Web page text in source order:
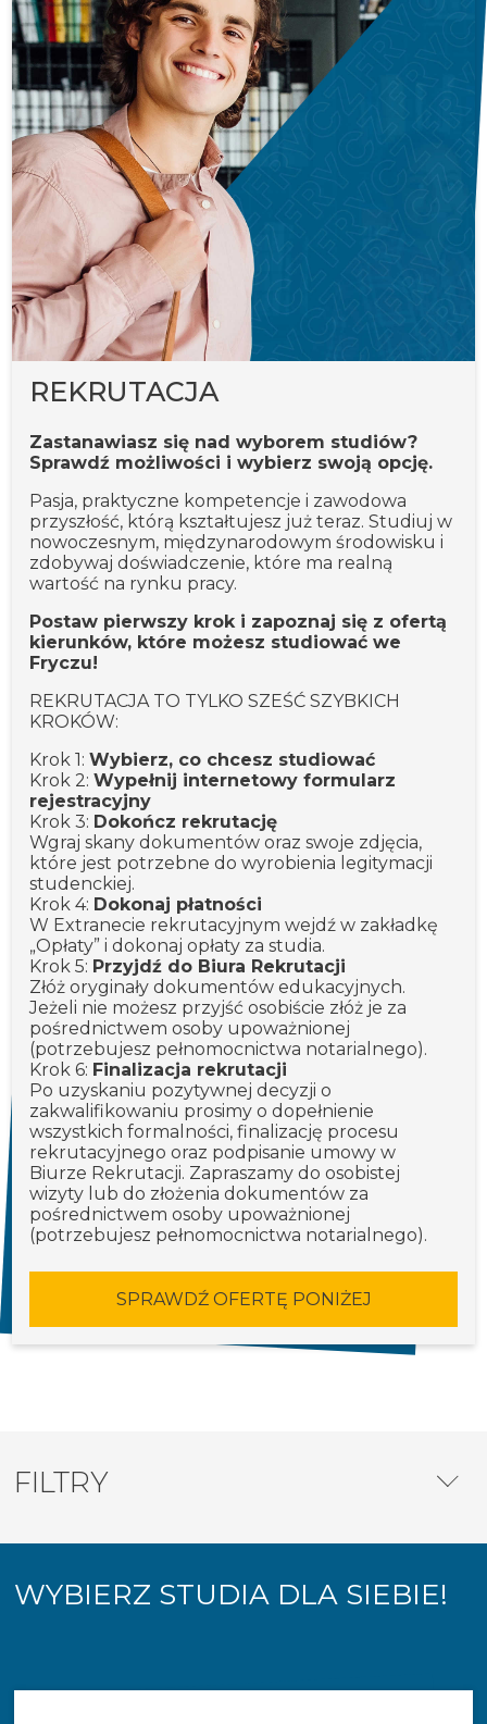
REKRUTACJA
Zastanawiasz się nad wyborem studiów?
Sprawdź możliwości i wybierz swoją opcję.
Pasja, praktyczne kompetencje i zawodowa
przyszłość, którą kształtujesz już teraz. Studiuj w
nowoczesnym, międzynarodowym środowisku i
zdobywaj doświadczenie, które ma realną
wartość na rynku pracy.
Postaw pierwszy krok i zapoznaj się z ofertą
kierunków, które możesz studiować we
Fryczu!
REKRUTACJA TO TYLKO SZEŚĆ SZYBKICH
KROKÓW:
Krok 1:Wybierz, co chcesz studiować
Krok 2:Wypełnij internetowy formularz
rejestracyjny
Krok 3: Dokończ rekrutację
Wgraj skany dokumentów oraz swoje zdjęcia,
które jest potrzebne do wyrobienia legitymacji
studenckiej.
Krok 4: Dokonaj płatności
W Extranecie rekrutacyjnym wejdź w zakładkę
„Opłaty” i dokonaj opłaty za studia.
Krok 5: Przyjdź do Biura Rekrutacji
Złóż oryginały dokumentów edukacyjnych.
Jeżeli nie możesz przyjść osobiście złóż je za
pośrednictwem osoby upoważnionej
(potrzebujesz pełnomocnictwa notarialnego).
Krok 6: Finalizacja rekrutacji
Po uzyskaniu pozytywnej decyzji o
zakwalifikowaniu prosimy o dopełnienie
wszystkich formalności, finalizację procesu
rekrutacyjnego oraz podpisanie umowy w
Biurze Rekrutacji. Zapraszamy do osobistej
wizyty lub do złożenia dokumentów za
pośrednictwem osoby upoważnionej
(potrzebujesz pełnomocnictwa notarialnego).
SPRAWDŹ OFERTĘ PONIŻEJ
FILTRY
WYBIERZ STUDIA DLA SIEBIE!